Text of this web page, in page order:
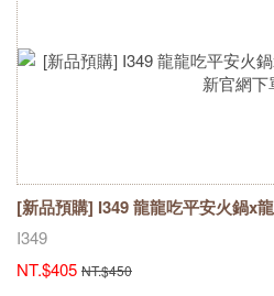
[新品預購] I349 龍龍吃平安火鍋x
官網下單)
I349
NT.$405 NT.$450